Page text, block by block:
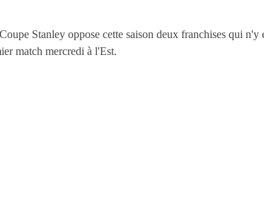
Stanley oppose cette saison deux franchises qui
match mercredi à l'Est.